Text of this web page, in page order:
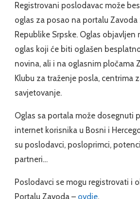
Registrovani poslodavac može
oglas za posao na portalu
Republike Srpske. Oglas objavljen
oglas koji će biti oglašen
novina, ali i na oglasnim pločama
Klubu za traženje posla, centrima
savjetovanje.
Oglas sa portala može dosegnuti
internet korisnika u Bosni i
su poslodavci, posloprimci,
partneri…
Poslodavci se mogu registrovati i
Portalu Zavoda – ovdje.